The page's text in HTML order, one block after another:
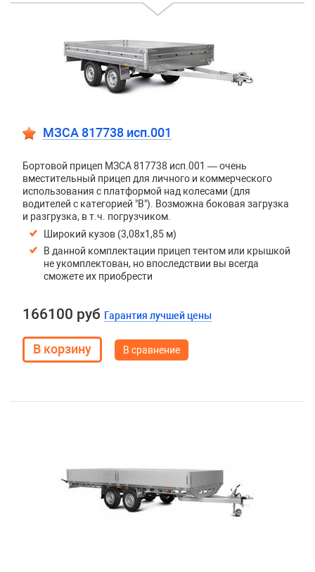
МЗСА 817738 исп.001
Бортовой прицеп МЗСА 817738 исп.001 — очень
вместительный прицеп для личного и коммерческого
использования с платформой над колесами (для
водителей с категорией "В"). Возможна боковая загрузка
и разгрузка, в т.ч. погрузчиком.
Широкий кузов (3,08х1,85 м)
В данной комплектации прицеп тентом или крышкой
не укомплектован, но впоследствии вы всегда
сможете их приобрести
166100 руб Гарантия лучшей цены
В сравнение